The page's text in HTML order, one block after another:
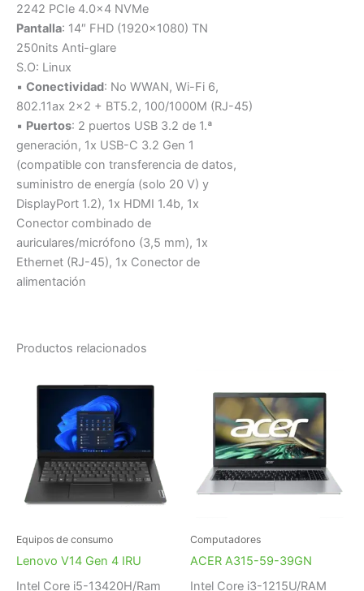
2242 PCIe 4.0×4 NVMe
Pantalla: 14″ FHD (1920×1080) TN
250nits Anti-glare
S.O: Linux
▪ Conectividad: No WWAN, Wi-Fi 6,
802.11ax 2×2 + BT5.2, 100/1000M (RJ-45)
▪ Puertos: 2 puertos USB 3.2 de 1.ª
generación, 1x USB-C 3.2 Gen 1
(compatible con transferencia de datos,
suministro de energía (solo 20 V) y
DisplayPort 1.2), 1x HDMI 1.4b, 1x
Conector combinado de
auriculares/micrófono (3,5 mm), 1x
Ethernet (RJ-45), 1x Conector de
alimentación
Productos relacionados
Equipos de consumo
Lenovo V14 Gen 4 IRU
Intel Core i5-13420H/Ram
Computadores
ACER A315-59-39GN
Intel Core i3-1215U/RAM